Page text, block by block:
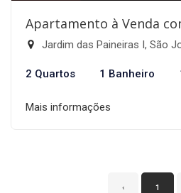
Apartamento à Venda
Jardim das Paineiras I, São
2 Quartos 1 Banheiro
Mais informações
‹ 1